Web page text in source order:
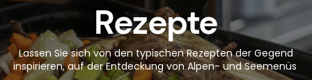
Rezepte
Lassen Sie sich von den typischen Rezepten der Gegend
inspirieren, auf der Entdeckung von Alpen- und Seemenüs